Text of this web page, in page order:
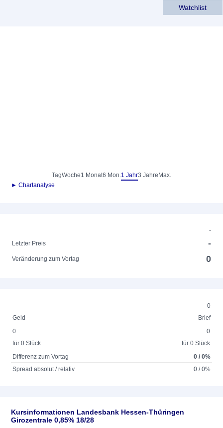
Watchlist
TagWoche1 Monat6 Mon.1 Jahr3 Jahre Max.
► Chartanalyse
-
Letzter Preis
-
Veränderung zum Vortag 0
0
Geld
Brief
0
für 0 Stück
0
für 0 Stück
Differenz zum Vortag
0 / 0%
Spread absolut / relativ
0 / 0%
Kursinformationen Landesbank Hessen-Thüringen
Girozentrale 0,85% 18/28